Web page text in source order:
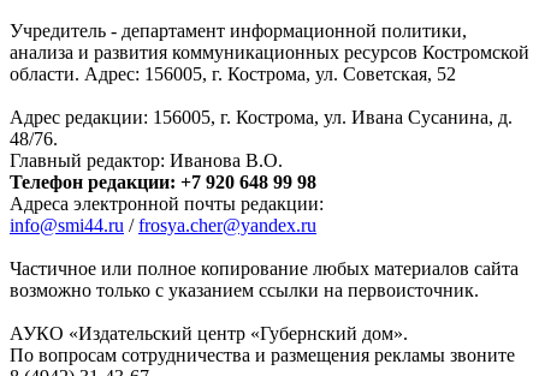
Учредитель - департамент информационной политики,
анализа и развития коммуникационных ресурсов Костромской
области. Адрес: 156005, г. Кострома, ул. Советская, 52
Адрес редакции: 156005, г. Кострома, ул. Ивана Сусанина, д.
48/76.
Главный редактор: Иванова В.О.
Телефон редакции: +7 920 648 99 98
Адреса электронной почты редакции:
info@smi44.ru /frosya.cher@yandex.ru
Частичное или полное копирование любых материалов сайта
возможно только с указанием ссылки на первоисточник.
АУКО «Издательский центр «Губернский дом».
По вопросам сотрудничества и размещения рекламы звоните